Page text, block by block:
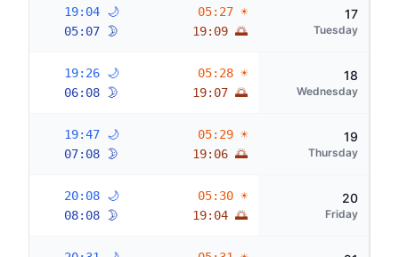
17
Tuesday
☀ 05:27
🌅 19:09
🌙 19:04
🌛 05:07
18
Wednesday
☀ 05:28
🌅 19:07
🌙 19:26
🌛 06:08
19
Thursday
☀ 05:29
🌅 19:06
🌙 19:47
🌛 07:08
20
Friday
☀ 05:30
🌅 19:04
🌙 20:08
🌛 08:08